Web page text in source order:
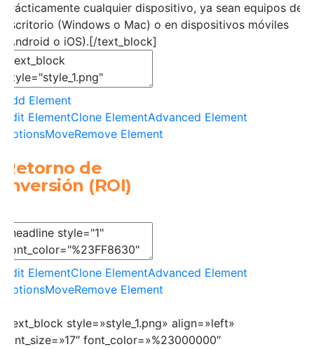
prácticamente cualquier dispositivo, ya sean equipos de
escritorio (Windows o Mac) o en dispositivos móviles
(Android o iOS).[/text_block]
Add Element
Edit ElementClone ElementAdvanced Element
OptionsMoveRemove Element
Retorno de
Inversión (ROI)
Edit ElementClone ElementAdvanced Element
OptionsMoveRemove Element
[text_block style=»style_1.png» align=»left»
font_size=»17″ font_color=»%23000000″